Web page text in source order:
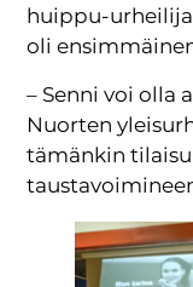
huippu-
oli
– Senni voi olla
Nuorten
tämänkin